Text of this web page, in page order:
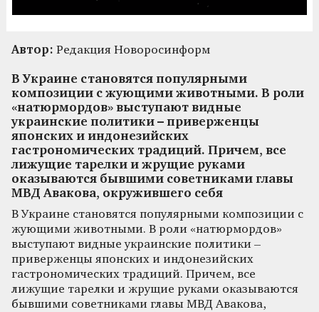
Автор: Редакция Новоросинформ
В Украине становятся популярными
композиции с жующими животными. В роли
«натюрмордов» выступают видные
украинские политики – приверженцы
японских и индонезийских
гастрономических традиций. Причем, все
лижущие тарелки и жрущие руками
оказываются бывшими советниками главы
МВД Авакова, окружившего себя
В Украине становятся популярными композиции с
жующими животными. В роли «натюрмордов»
выступают видные украинские политики –
приверженцы японских и индонезийских
гастрономических традиций. Причем, все
лижущие тарелки и жрущие руками оказываются
бывшими советниками главы МВД Авакова,